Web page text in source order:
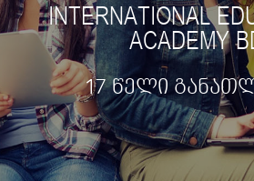
INTERNATIONAL
ACADEMY
17 წელი